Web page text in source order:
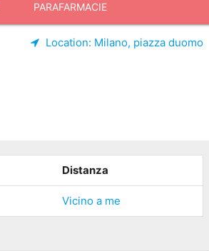
PARAFARMACIE
Location: Milano, piazza duomo
Distanza
Vicino a me